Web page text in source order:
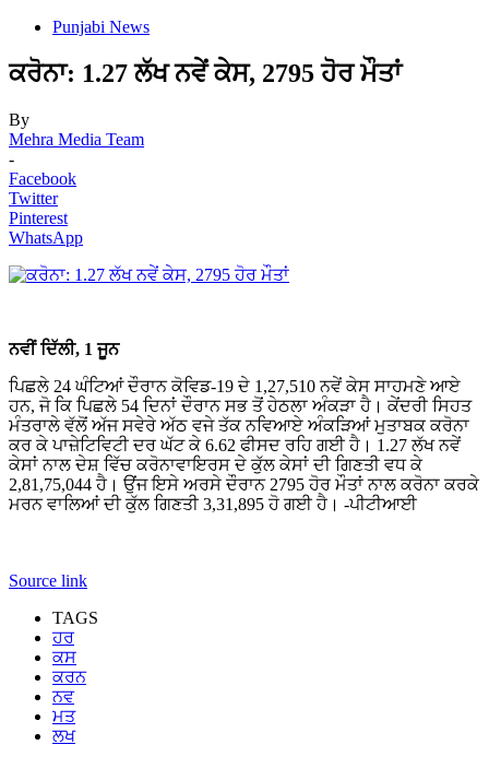
Punjabi News
ਕਰੋਨਾ: 1.27 ਲੱਖ ਨਵੇਂ ਕੇਸ, 2795 ਹੋਰ ਮੌਤਾਂ
By
Mehra Media Team
-
Facebook
Twitter
Pinterest
WhatsApp
ਨਵੀਂ ਦਿੱਲੀ, 1 ਜੂਨ
ਪਿਛਲੇ 24 ਘੰਟਿਆਂ ਦੌਰਾਨ ਕੋਵਿਡ-19 ਦੇ 1,27,510 ਨਵੇਂ ਕੇਸ ਸਾਹਮਣੇ ਆਏ
ਹਨ, ਜੋ ਕਿ ਪਿਛਲੇ 54 ਦਿਨਾਂ ਦੌਰਾਨ ਸਭ ਤੋਂ ਹੇਠਲਾ ਅੰਕੜਾ ਹੈ। ਕੇਂਦਰੀ ਸਿਹਤ
ਮੰਤਰਾਲੇ ਵੱਲੋਂ ਅੱਜ ਸਵੇਰੇ ਅੱਠ ਵਜੇ ਤੱਕ ਨਵਿਆਏ ਅੰਕੜਿਆਂ ਮੁਤਾਬਕ ਕਰੋਨਾ
ਕਰ ਕੇ ਪਾਜ਼ੇਟਿਵਿਟੀ ਦਰ ਘੱਟ ਕੇ 6.62 ਫੀਸਦ ਰਹਿ ਗਈ ਹੈ। 1.27 ਲੱਖ ਨਵੇਂ
ਕੇਸਾਂ ਨਾਲ ਦੇਸ਼ ਵਿੱਚ ਕਰੋਨਾਵਾਇਰਸ ਦੇ ਕੁੱਲ ਕੇਸਾਂ ਦੀ ਗਿਣਤੀ ਵਧ ਕੇ
2,81,75,044 ਹੈ। ਉਂਜ ਇਸੇ ਅਰਸੇ ਦੌਰਾਨ 2795 ਹੋਰ ਮੌਤਾਂ ਨਾਲ ਕਰੋਨਾ ਕਰਕੇ
ਮਰਨ ਵਾਲਿਆਂ ਦੀ ਕੁੱਲ ਗਿਣਤੀ 3,31,895 ਹੋ ਗਈ ਹੈ। -ਪੀਟੀਆਈ
Source link
TAGS
ਹਰ
ਕਸ
ਕਰਨ
ਨਵ
ਮਤ
ਲਖ